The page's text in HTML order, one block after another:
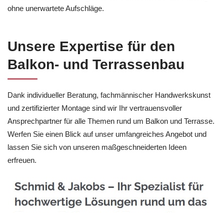
ohne unerwartete Aufschläge.
Unsere Expertise für den
Balkon- und Terrassenbau
Dank individueller Beratung, fachmännischer Handwerkskunst
und zertifizierter Montage sind wir Ihr vertrauensvoller
Ansprechpartner für alle Themen rund um Balkon und Terrasse.
Werfen Sie einen Blick auf unser umfangreiches Angebot und
lassen Sie sich von unseren maßgeschneiderten Ideen
erfreuen.